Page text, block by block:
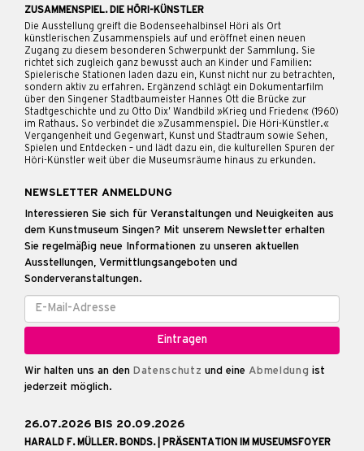
ZUSAMMENSPIEL. DIE HÖRI-KÜNSTLER
Die Ausstellung greift die Bodenseehalbinsel Höri als Ort
künstlerischen Zusammenspiels auf und eröffnet einen neuen
Zugang zu diesem besonderen Schwerpunkt der Sammlung. Sie
richtet sich zugleich ganz bewusst auch an Kinder und Familien:
Spielerische Stationen laden dazu ein, Kunst nicht nur zu betrachten,
sondern aktiv zu erfahren. Ergänzend schlägt ein Dokumentarfilm
über den Singener Stadtbaumeister Hannes Ott die Brücke zur
Stadtgeschichte und zu Otto Dix’ Wandbild »Krieg und Frieden« (1960)
im Rathaus. So verbindet die »Zusammenspiel. Die Höri-Künstler.«
Vergangenheit und Gegenwart, Kunst und Stadtraum sowie Sehen,
Spielen und Entdecken – und lädt dazu ein, die kulturellen Spuren der
Höri-Künstler weit über die Museumsräume hinaus zu erkunden.
NEWSLETTER ANMELDUNG
Interessieren Sie sich für Veranstaltungen und Neuigkeiten aus
dem Kunstmuseum Singen? Mit unserem Newsletter erhalten
Sie regelmäßig neue Informationen zu unseren aktuellen
Ausstellungen, Vermittlungsangeboten und
Sonderveranstaltungen.
Wir halten uns an den Datenschutz und eineAbmeldung ist
jederzeit möglich.
26.07.2026 BIS 20.09.2026
HARALD F. MÜLLER. BONDS. | PRÄSENTATION IM MUSEUMSFOYER